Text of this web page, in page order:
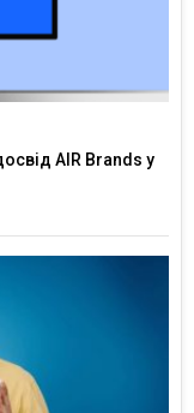
AIR Brands у